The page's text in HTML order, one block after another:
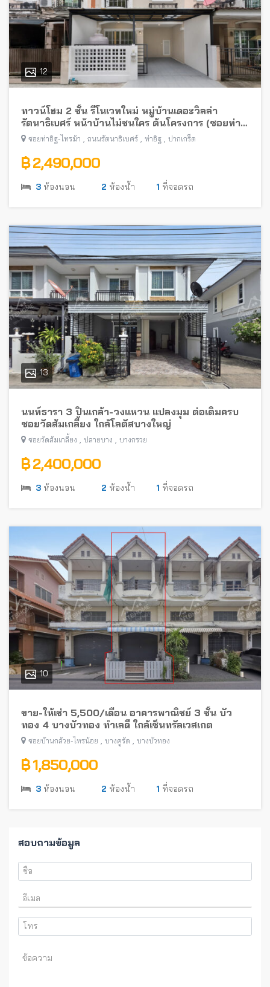
12
ทาวน์โฮม 2 ชั้น รีโนเวทใหม่ หมู่บ้านเดอะวิลล่า
รัตนาธิเบศร์ หน้าบ้านไม่ชนใคร ต้นโครงการ (ซอยท่า
อิฐ-ไทรม้า) พร้อมอยู่ ใกล้รถไฟฟ้าสายสีม่วง
ซอยท่าอิฐ-ไทรม้า , ถนนรัตนาธิเบศร์ , ท่าอิฐ , ปากเกร็ด
฿ 2,490,000
3 ห้องนอน 2 ห้องน้ำ 1 ที่จอดรถ
13
นนท์ธารา 3 ปิ่นเกล้า-วงแหวน แปลงมุม ต่อเติมครบ
ซอยวัดส้มเกลี้ยง ใกล้โลตัสบางใหญ่
ซอยวัดส้มเกลี้ยง , ปลายบาง , บางกรวย
฿ 2,400,000
3 ห้องนอน 2 ห้องน้ำ 1 ที่จอดรถ
10
ขาย-ให้เช่า 5,500/เดือน อาคารพาณิชย์ 3 ชั้น บัว
ทอง 4 บางบัวทอง ทำเลดี ใกล้เซ็นทรัลเวสเกต
ซอยบ้านกล้วย-ไทรน้อย , บางคูรัด , บางบัวทอง
฿ 1,850,000
3 ห้องนอน 2 ห้องน้ำ 1 ที่จอดรถ
สอบถามข้อมูล